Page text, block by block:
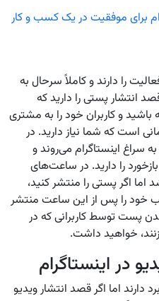
برای موفقیت در یک کسب ‌و کار
را دارند و کاملاً سرحال به
انتشار پستی را دارید که
باشید و کاربران خود را به مشتری
است که شما نیاز دارید. در
سراغ اینستاگرام می‌روند و
را دارید. در ساعت‌های
اما اگر پستی را منتشر کنید،
خود را پس از این ساعت منتشر
پست توسط کاربرانی که در
خواهید داشت.
در اینستاگرام
دارند اما اگر قصد انتشار ویدیو